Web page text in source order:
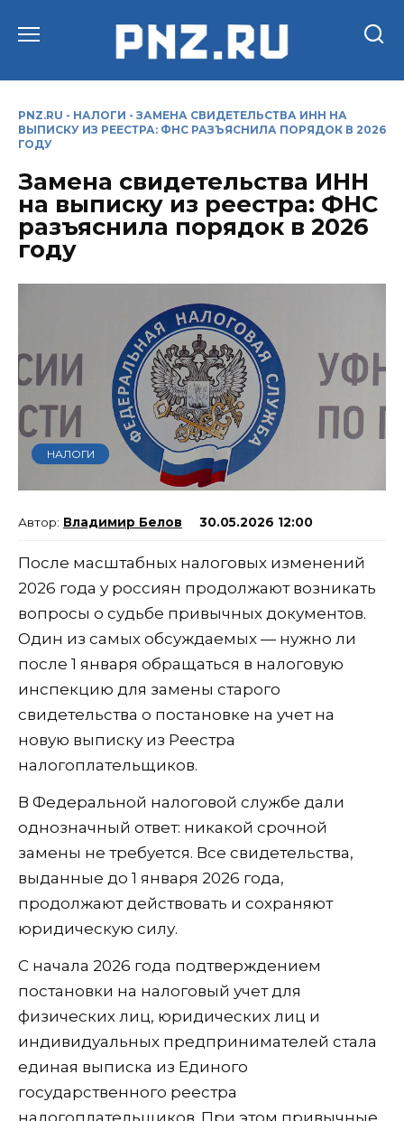
PNZ.RU - НАЛОГИ - ЗАМЕНА СВИДЕТЕЛЬСТВА ИНН НА
ВЫПИСКУ ИЗ РЕЕСТРА: ФНС РАЗЪЯСНИЛА ПОРЯДОК В 2026
ГОДУ
Замена свидетельства ИНН
на выписку из реестра: ФНС
разъяснила порядок в 2026
году
НАЛОГИ
Владимир Белов 30.05.2026 12:00
После масштабных налоговых изменений
2026 года у россиян продолжают возникать
вопросы о судьбе привычных документов.
Один из самых обсуждаемых — нужно ли
после 1 января обращаться в налоговую
инспекцию для замены старого
свидетельства о постановке на учет на
новую выписку из Реестра
налогоплательщиков.
В Федеральной налоговой службе дали
однозначный ответ: никакой срочной
замены не требуется. Все свидетельства,
выданные до 1 января 2026 года,
продолжают действовать и сохраняют
юридическую силу.
С начала 2026 года подтверждением
постановки на налоговый учет для
физических лиц, юридических лиц и
индивидуальных предпринимателей стала
единая выписка из Единого
государственного реестра